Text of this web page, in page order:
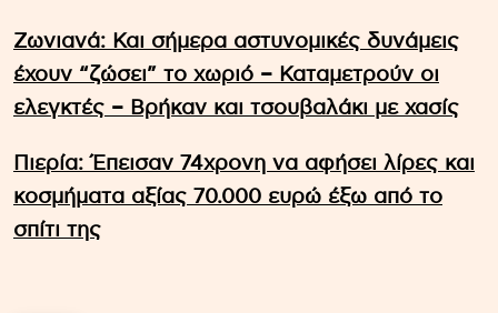
Ζωνιανά: Και σήμερα αστυνομικές δυνάμεις
έχουν “ζώσει” το χωριό – Καταμετρούν οι
ελεγκτές – Βρήκαν και τσουβαλάκι με χασίς
Πιερία: Έπεισαν 74χρονη να αφήσει λίρες και
κοσμήματα αξίας 70.000 ευρώ έξω από το
σπίτι της